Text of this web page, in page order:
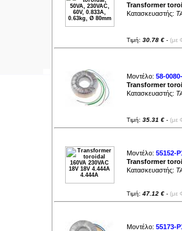
11.76A (1)
12.5A (4 )
13.23A (1)
13.33A ( 1)
14.28A (1)
18.75A (2)
21.74A (1)
22.73A (1)
25A (3)
32.14A (1)
37.5A (1)
50A (1)
Transformer
Κατασκευαστής:
Τιμή: 30.78 € - (με
Μοντέλο: 58-
Transformer
Κατασκευαστής:
Τιμή: 35.31 € - (με
Μοντέλο: 55152-
Transformer
Κατασκευαστής:
Τιμή: 47.12 € - (με
Μοντέλο: 55173-